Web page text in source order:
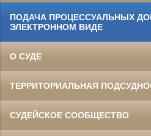
ПОДАЧА ПРОЦЕССУАЛЬНЫХ
ЭЛЕКТРОННОМ ВИДЕ
О СУДЕ
ТЕРРИТОРИАЛЬНАЯ
СУДЕЙСКОЕ СООБЩЕСТВО